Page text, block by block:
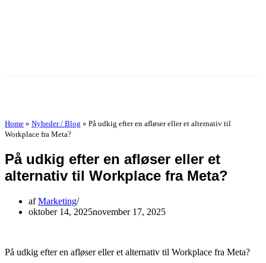
Home » Nyheder / Blog » På udkig efter en afløser eller et alternativ til
Workplace fra Meta?
På udkig efter en afløser eller et
alternativ til Workplace fra Meta?
afMarketing
oktober 14, 2025november 17, 2025
På udkig efter en afløser eller et alternativ til Workplace fra Meta?